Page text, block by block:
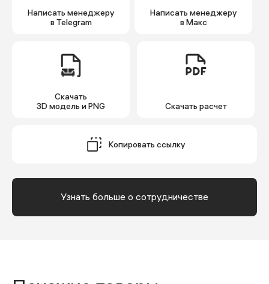
Написать менеджеру
в Telegram
Написать менеджеру
в Макс
Скачать
3D модель и PNG
Cкачать расчет
Копировать ссылку
Узнать больше о сотрудничестве